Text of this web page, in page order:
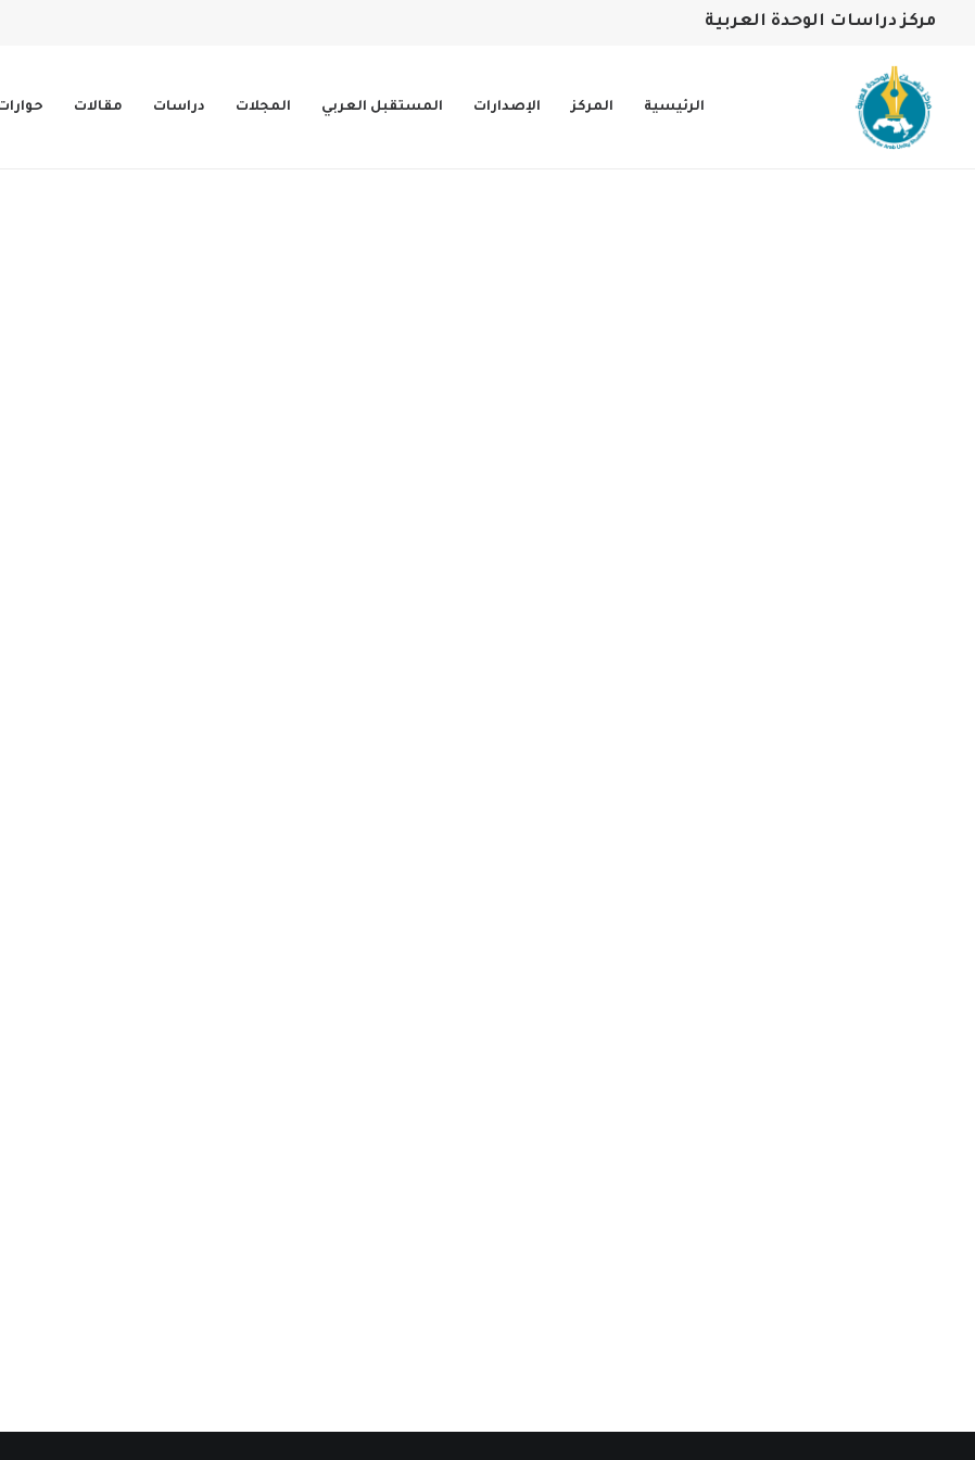
مركز دراسات الوحدة العربية
الرئيسية المركز الإصدارات المستقبل العربي المجلات دراسات مقالات